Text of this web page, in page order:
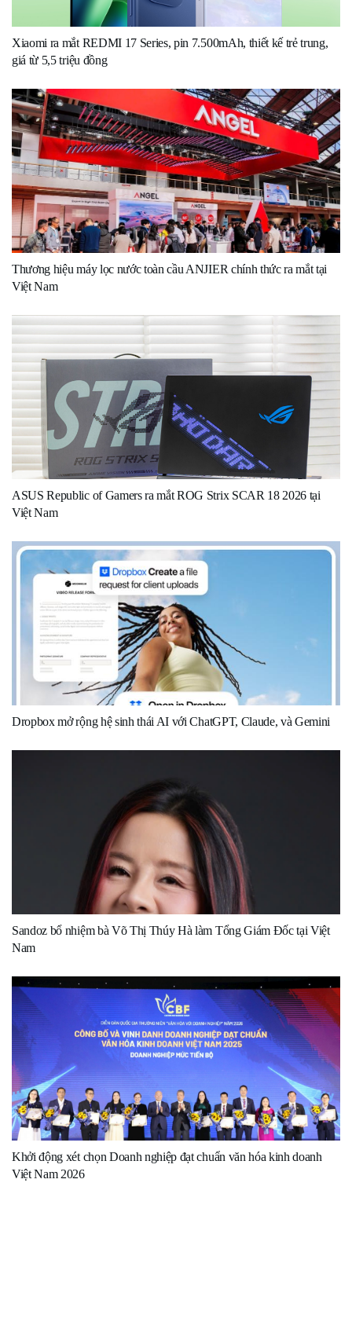
Xiaomi ra mắt REDMI 17 Series, pin 7.500mAh, thiết kế trẻ trung,
giá từ 5,5 triệu đồng
Thương hiệu máy lọc nước toàn cầu ANJIER chính thức ra mắt tại
Việt Nam
ASUS Republic of Gamers ra mắt ROG Strix SCAR 18 2026 tại
Việt Nam
Dropbox mở rộng hệ sinh thái AI với ChatGPT, Claude, và Gemini
Sandoz bổ nhiệm bà Võ Thị Thúy Hà làm Tổng Giám Đốc tại Việt
Nam
Khởi động xét chọn Doanh nghiệp đạt chuẩn văn hóa kinh doanh
Việt Nam 2026